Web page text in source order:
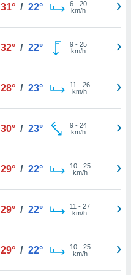
31° / 22° 6- 20
km/h
32° / 22° 9- 25
km/h
28° / 23° 11 - 26
km/h
30° / 23° 9- 24
km/h
29° / 22° 10- 25
km/h
29° / 22° 11 - 27
km/h
29° / 22° 10- 25
km/h